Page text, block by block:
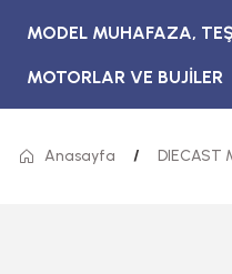
MODEL MUHAFAZA,
MOTORLAR VE BUJİLER
Anasayfa DIECAST